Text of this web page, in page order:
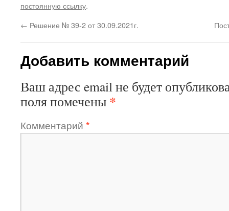
постоянную ссылку.
← Решение № 39-2 от 30.09.2021г.
Добавить комментарий
Ваш адрес email не будет
поля помечены *
Комментарий *